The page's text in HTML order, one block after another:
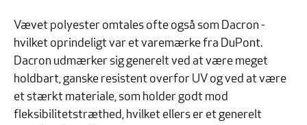
Vævet polyester omtales ofte også som Dacron -
hvilket oprindeligt var et varemærke fra DuPont.
Dacron udmærker sig generelt ved at være meget
holdbart, ganske resistent overfor UV og ved at være
et stærkt materiale, som holder godt mod
fleksibilitetstræthed, hvilket ellers er et generelt